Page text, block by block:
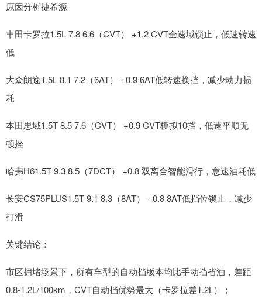
原因分析捷希源
丰田卡罗拉1.5L 7.8 6.6（CVT） +1.2 CVT全速域锁止，低速转速
低
大众朗逸1.5L 8.1 7.2（6AT） +0.9 6AT低转速换挡，减少动力损
耗
本田思域1.5T 8.5 7.6（CVT） +0.9 CVT模拟10挡，低速平顺无
顿挫
哈弗H61.5T 9.3 8.5（7DCT） +0.8 双离合智能滑行，怠速油耗低
长安CS75PLUS1.5T 9.1 8.3（8AT） +0.8 8AT低挡位锁止，减少
打滑
关键结论：
市区拥堵场景下，所有车型的自动挡版本均比手动挡省油，差距
0.8-1.2L/100km，CVT自动挡优势最大（卡罗拉差1.2L）；